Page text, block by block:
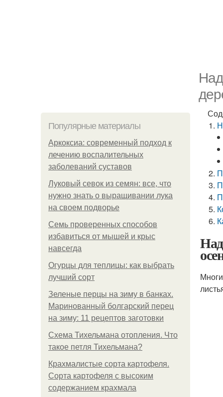
Популярные материалы
Аркоксиа: современный подход к
лечению воспалительных
заболеваний суставов
Луковый севок из семян: все, что
нужно знать о выращивании лука
на своем подворье
Семь проверенных способов
избавиться от мышей и крыс
навсегда
Огурцы для теплицы: как выбрать
лучший сорт
Зеленые перцы на зиму в банках.
Маринованный болгарский перец
на зиму: 11 рецептов заготовки
Схема Тихельмана отопления. Что
такое петля Тихельмана?
Крахмалистые сорта картофеля.
Сорта картофеля с высоким
содержанием крахмала